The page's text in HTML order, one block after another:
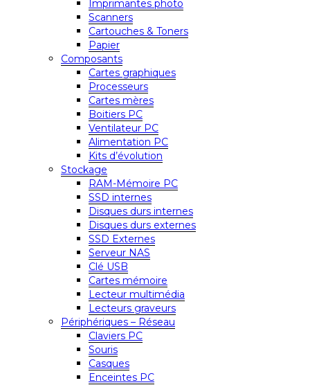
Imprimantes photo
Scanners
Cartouches & Toners
Papier
Composants
Cartes graphiques
Processeurs
Cartes mères
Boitiers PC
Ventilateur PC
Alimentation PC
Kits d’évolution
Stockage
RAM-Mémoire PC
SSD internes
Disques durs internes
Disques durs externes
SSD Externes
Serveur NAS
Clé USB
Cartes mémoire
Lecteur multimédia
Lecteurs graveurs
Périphériques – Réseau
Claviers PC
Souris
Casques
Enceintes PC